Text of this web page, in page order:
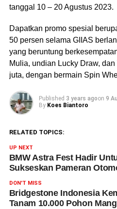
tanggal 10 – 20 Agustus 2023.
Dapatkan promo spesial
50 persen selama GIIAS
yang beruntung
Mulia, undian Lucky Draw,
juta, dengan bermain Spin
Published 3 years agoon 9
By Koes Biantoro
RELATED TOPICS:
UP NEXT
BMW Astra Fest Hadir
Sukseskan Pameran
DON'T MISS
Bridgestone Indonesia
Tanam 10.000 Pohon